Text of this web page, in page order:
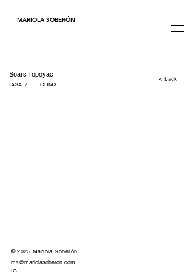
MARIOLA SOBERÓN
Sears Tepeyac
IASA / CDMX
< back
©2025 Mariola Soberón
ms@mariolasoberon.com